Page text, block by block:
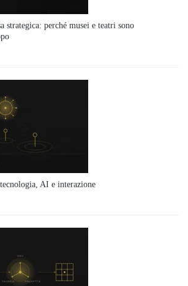
strategica: perché musei e teatri sono
AI e interazione